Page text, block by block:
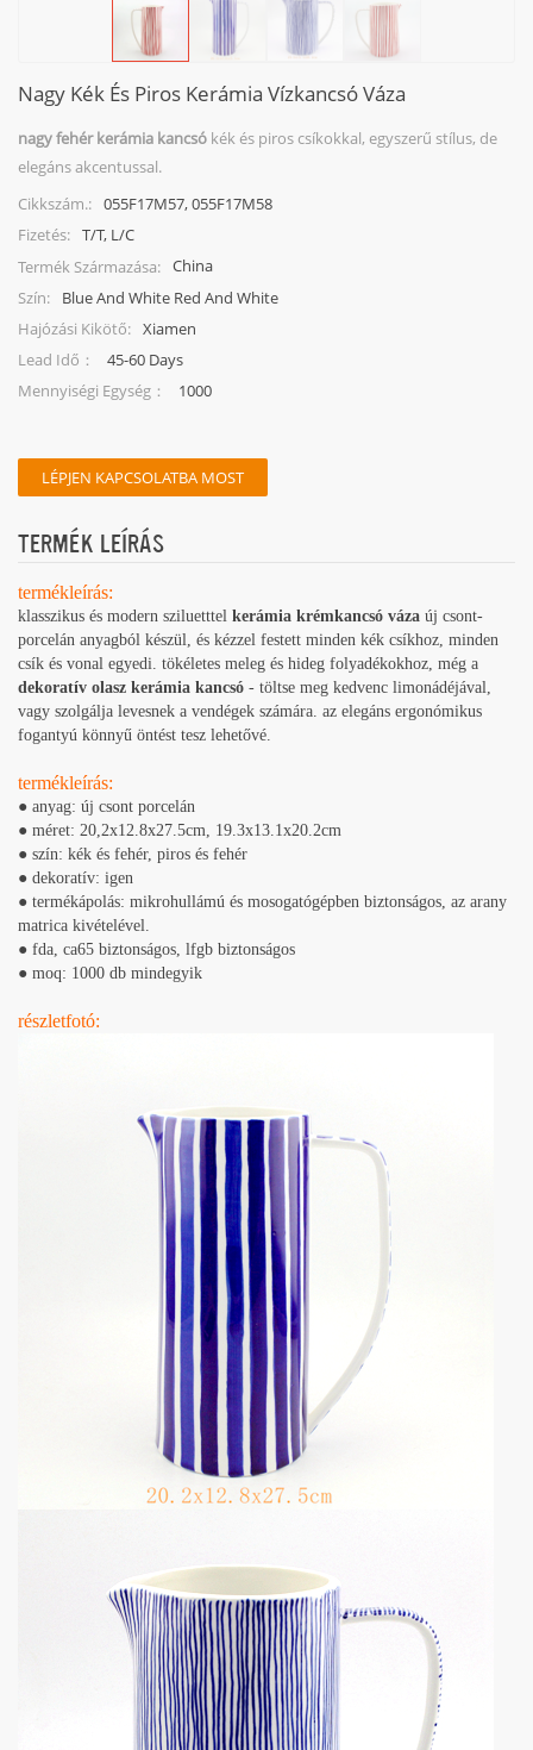
Nagy Kék És Piros Kerámia Vízkancsó Váza
nagy fehér kerámia kancsó kék és piros csíkokkal, egyszerű stílus, de
elegáns akcentussal.
Cikkszám.: 055F17M57, 055F17M58
Fizetés: T/T, L/C
Termék Származása: China
Szín:
Blue And White Red And White
Hajózási Kikötő: Xiamen
Lead Idő：
45-60 Days
Mennyiségi Egység：
1000
LÉPJEN KAPCSOLATBA MOST
TERMÉK LEÍRÁS
termékleírás:
klasszikus és modern sziluetttel kerámia krémkancsó váza új csont-
porcelán anyagból készül, és kézzel festett minden kék csíkhoz, minden
csík és vonal egyedi. tökéletes meleg és hideg folyadékokhoz, még a
dekoratív olasz kerámia kancsó - töltse meg kedvenc limonádéjával,
vagy szolgálja levesnek a vendégek számára. az elegáns ergonómikus
fogantyú könnyű öntést tesz lehetővé.
termékleírás:
● anyag: új csont porcelán
● méret: 20,2x12.8x27.5cm, 19.3x13.1x20.2cm
● szín: kék és fehér, piros és fehér
● dekoratív: igen
● termékápolás: mikrohullámú és mosogatógépben biztonságos, az arany
matrica kivételével.
● fda, ​​ca65 biztonságos, lfgb biztonságos
● moq: 1000 db mindegyik
részletfotó: